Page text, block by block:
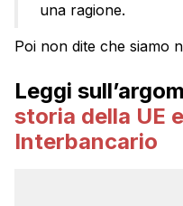
una ragione.
Poi non dite che siamo
Leggi
storia della UE
Interbancario